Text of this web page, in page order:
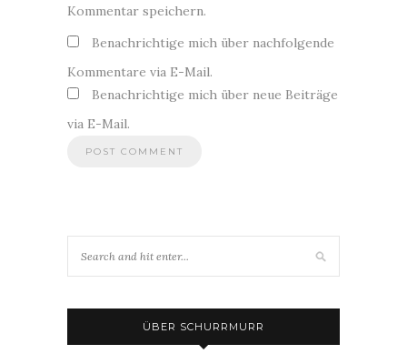
Kommentar speichern.
Benachrichtige mich über nachfolgende
Kommentare via E-Mail.
Benachrichtige mich über neue Beiträge
via E-Mail.
ÜBER SCHURRMURR